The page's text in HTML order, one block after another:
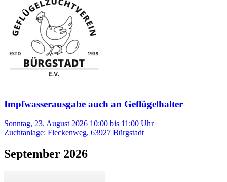
Impfwasserausgabe auch an Geflügelhalter
Sonntag, 23. August 2026 10:00 bis 11:00 Uhr
Zuchtanlage: Fleckenweg, 63927 Bürgstadt
September 2026